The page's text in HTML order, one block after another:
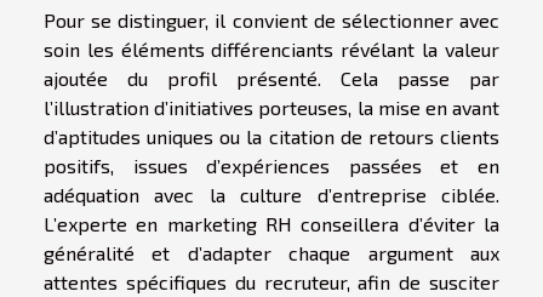
Pour se distinguer, il convient de sélectionner avec
soin les éléments différenciants révélant la valeur
ajoutée du profil présenté. Cela passe par
l’illustration d’initiatives porteuses, la mise en avant
d’aptitudes uniques ou la citation de retours clients
positifs, issues d’expériences passées et en
adéquation avec la culture d’entreprise ciblée.
L’experte en marketing RH conseillera d’éviter la
généralité et d’adapter chaque argument aux
attentes spécifiques du recruteur, afin de susciter